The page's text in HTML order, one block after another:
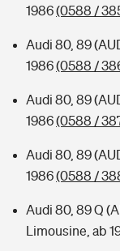
1986(0588 /
Audi 80, 89
1986(0588 /
Audi 80, 89
1986(0588 /
Audi 80, 89
1986(0588 /
Audi 80, 89 Q
Limousine, ab